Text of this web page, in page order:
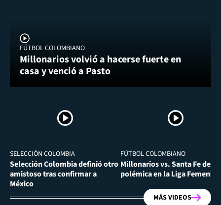
FÚTBOL COLOMBIANO
Millonarios volvió a hacerse fuerte en
casa y venció a Pasto
SELECCIÓN COLOMBIA
Selección Colombia definió otro
amistoso tras confirmar a
México
FÚTBOL COLOMBIANO
Millonarios vs. Santa Fe
polémica en la Liga Femenina
MÁS VIDEOS